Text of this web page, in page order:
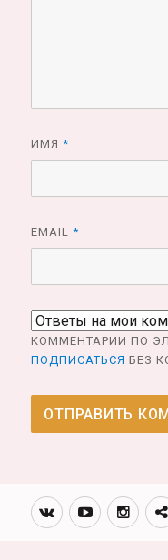
ИМЯ*
EMAIL*
КОММЕНТАРИИ ПО
ПОДПИСАТЬСЯ БЕЗ
Вконтакте
Youtube